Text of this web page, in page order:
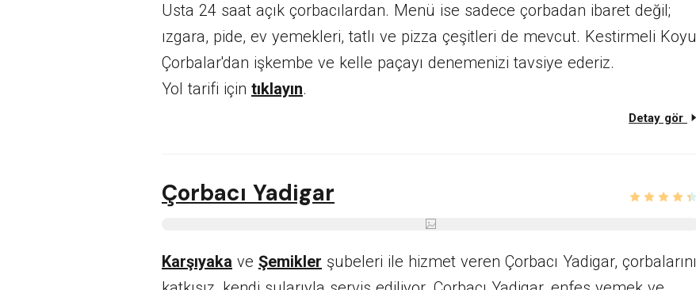
Usta 24 saat açık çorbacılardan. Menü ise sadece çorbadan ibaret değil;
ızgara, pide, ev yemekleri, tatlı ve pizza çeşitleri de mevcut. Kestirmeli Koyu
Çorbalar'dan işkembe ve kelle paçayı denemenizi tavsiye ederiz.
Yol tarifi için tıklayın.
Detay gör
Çorbacı Yadigar
Karşıyaka ve Şemikler şubeleri ile hizmet veren Çorbacı Yadigar, çorbalarını